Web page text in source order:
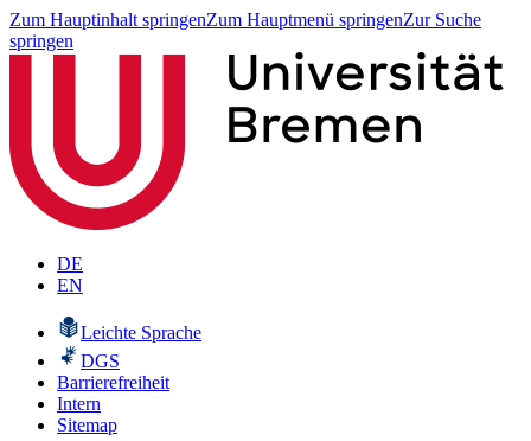
Zum Hauptinhalt springenZum Hauptmenü springenZur Suche
springen
DE
EN
Leichte Sprache
DGS
Barrierefreiheit
Intern
Sitemap